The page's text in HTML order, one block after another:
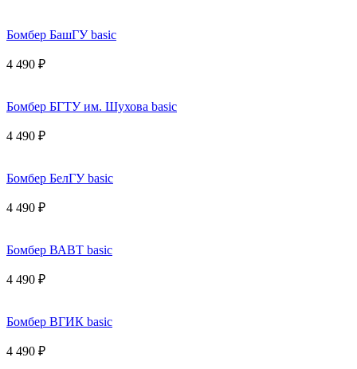
Бомбер БашГУ basic
4 490 ₽
Бомбер БГТУ им. Шухова basic
4 490 ₽
Бомбер БелГУ basic
4 490 ₽
Бомбер ВАВТ basic
4 490 ₽
Бомбер ВГИК basic
4 490 ₽